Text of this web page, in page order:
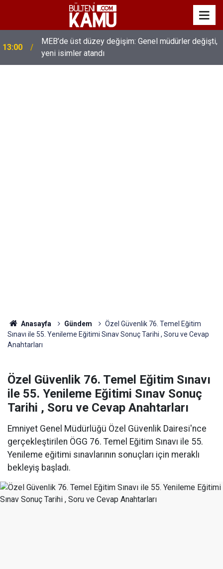
13:00
MEB’de üst düzey değişim: Genel müdürler değişti,
yeni isimler atandı
Anasayfa Gündem
Özel Güvenlik 76. Temel Eğitim
Sınavı ile 55. Yenileme Eğitimi Sınav Sonuç Tarihi , Soru ve Cevap
Anahtarları
Özel Güvenlik 76. Temel Eğitim Sınavı
ile 55. Yenileme Eğitimi Sınav Sonuç
Tarihi , Soru ve Cevap Anahtarları
Emniyet Genel Müdürlüğü Özel Güvenlik Dairesi'nce
gerçekleştirilen ÖGG 76. Temel Eğitim Sınavı ile 55.
Yenileme eğitimi sınavlarının sonuçları için meraklı
bekleyiş başladı.